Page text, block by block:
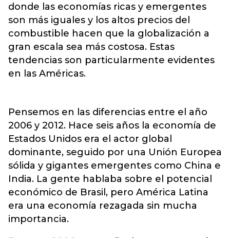
donde las economías ricas y emergentes
son más iguales y los altos precios del
combustible hacen que la globalización a
gran escala sea más costosa. Estas
tendencias son particularmente evidentes
en las Américas.
Pensemos en las diferencias entre el año
2006 y 2012. Hace seis años la economía de
Estados Unidos era el actor global
dominante, seguido por una Unión Europea
sólida y gigantes emergentes como China e
India. La gente hablaba sobre el potencial
económico de Brasil, pero América Latina
era una economía rezagada sin mucha
importancia.